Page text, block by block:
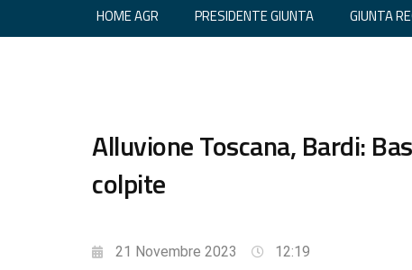
HOME AGR PRESIDENTE GIUNTA GIUNTA
Alluvione Toscana, Bardi:
colpite
21 Novembre 2023 12:19